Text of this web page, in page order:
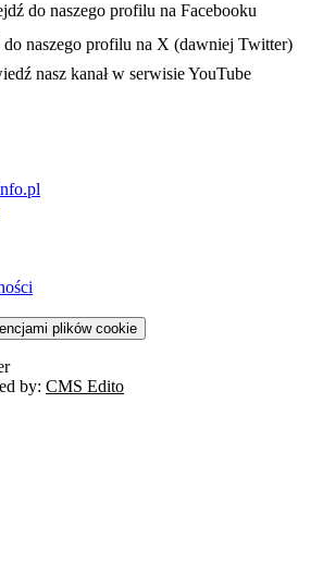
otwiera się w nowej karcie
do naszego profilu na Facebooku
karcie
do naszego profilu na X (dawniej Twitter)
się w nowej karcie
nasz kanał w serwisie YouTube
plików cookie
by: CMS Edito